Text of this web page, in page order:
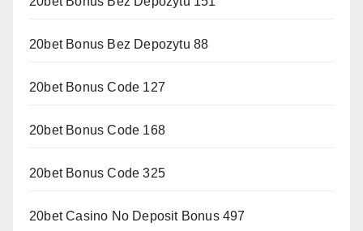
20bet Bonus Bez Depozytu 88
20bet Bonus Code 127
20bet Bonus Code 168
20bet Bonus Code 325
20bet Casino No Deposit Bonus 497